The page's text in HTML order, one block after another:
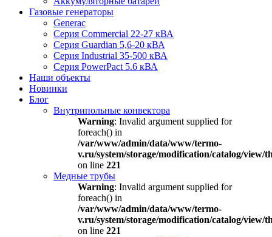
Газовые генераторы
Generac
Серия Commercial 22-27 кВА
Серия Guardian 5,6-20 кВА
Серия Industrial 35-500 кВА
Серия PowerPact 5.6 кВА
Наши объекты
Новинки
Блог
Внутрипольные конвектора
Warning: Invalid argument supplied for
foreach() in
/var/www/admin/data/www/termo-
v.ru/system/storage/modification/catalog/view/
on line 221
Медные трубы
Warning: Invalid argument supplied for
foreach() in
/var/www/admin/data/www/termo-
v.ru/system/storage/modification/catalog/view/
on line 221